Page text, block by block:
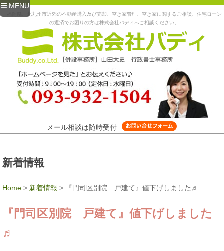
MENU
福岡県、北九州市近郊の不動産購入及び売却、空き家管理、空き家に関するご相談、住宅ローン
の返済でお困りの方は株式会社バディへご相談ください。
メール相談は随時受付
新着情報
Home > 新着情報 > 『門司区別院 戸建て』値下げしました♬
『門司区別院 戸建て』値下げしました
♬